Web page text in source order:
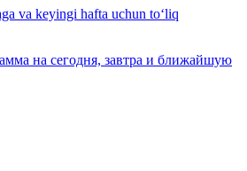
va keyingi hafta uchun to‘liq
на сегодня, завтра и ближайшую